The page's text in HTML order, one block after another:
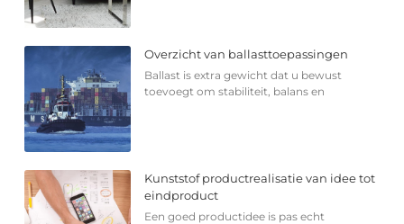
Overzicht van ballasttoepassingen
Ballast is extra gewicht dat u bewust
toevoegt om stabiliteit, balans en
Kunststof productrealisatie van idee tot
eindproduct
Een goed productidee is pas echt